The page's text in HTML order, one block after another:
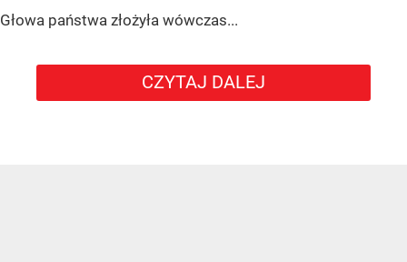
Głowa państwa złożyła wówczas...
CZYTAJ DALEJ